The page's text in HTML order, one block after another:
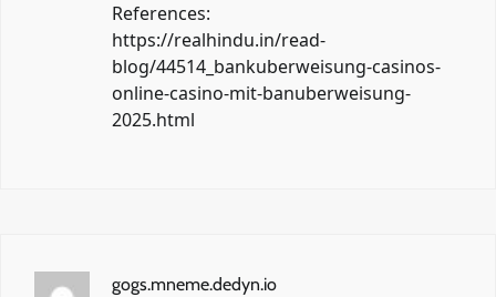
References:
https://realhindu.in/read-
blog/44514_bankuberweisung-casinos-
online-casino-mit-banuberweisung-
2025.html
gogs.mneme.dedyn.io